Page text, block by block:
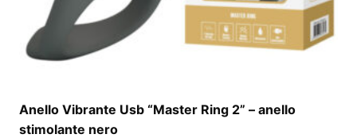
Anello Vibrante Usb “Master Ring 2” – anello
stimolante nero